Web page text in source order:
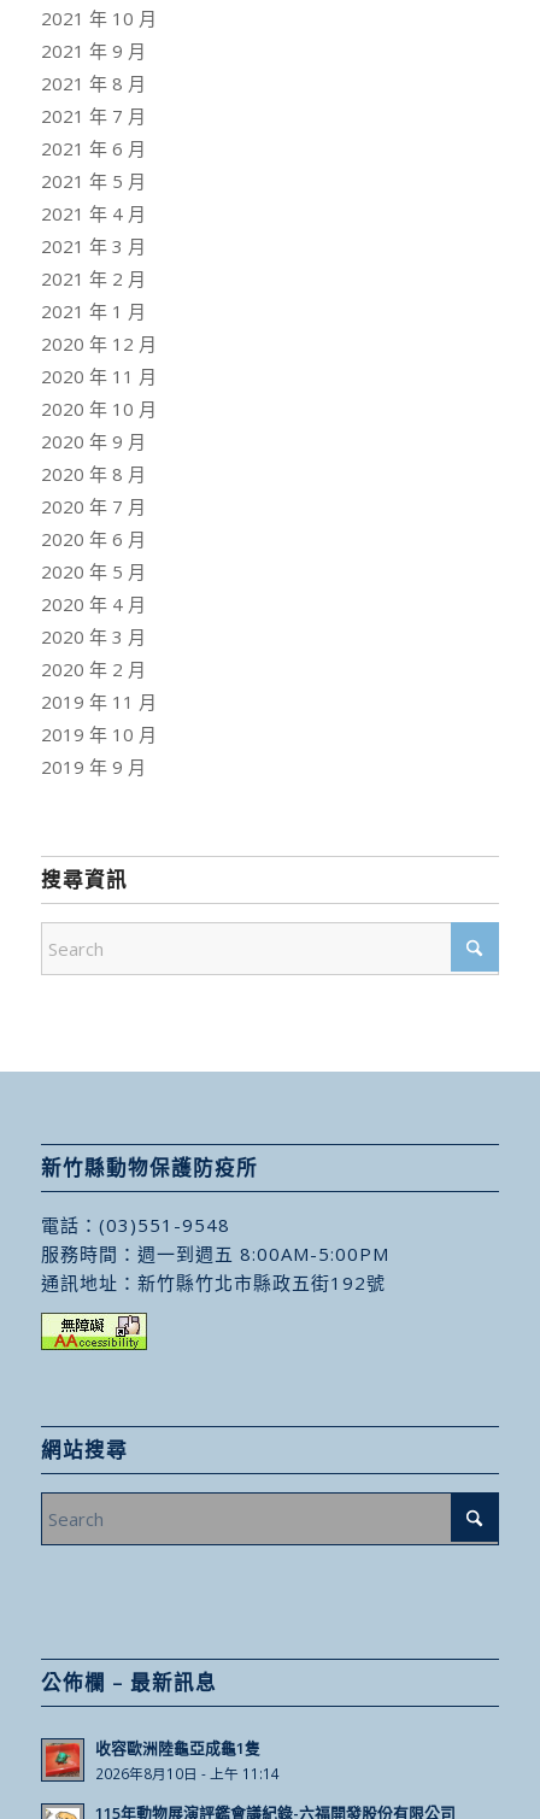
2021 年 10 月
2021 年 9 月
2021 年 8 月
2021 年 7 月
2021 年 6 月
2021 年 5 月
2021 年 4 月
2021 年 3 月
2021 年 2 月
2021 年 1 月
2020 年 12 月
2020 年 11 月
2020 年 10 月
2020 年 9 月
2020 年 8 月
2020 年 7 月
2020 年 6 月
2020 年 5 月
2020 年 4 月
2020 年 3 月
2020 年 2 月
2019 年 11 月
2019 年 10 月
2019 年 9 月
搜尋資訊
新竹縣動物保護防疫所
電話： (03)551-9548
服務時間：週一到週五 8:00AM-5:00PM
通訊地址： 新竹縣竹北市縣政五街192號
網站搜尋
公佈欄 – 最新訊息
收容歐洲陸龜亞成龜1隻
2026年8月10日 - 上午 11:14
115年動物展演評鑑會議紀錄-六福開發股份有限公司